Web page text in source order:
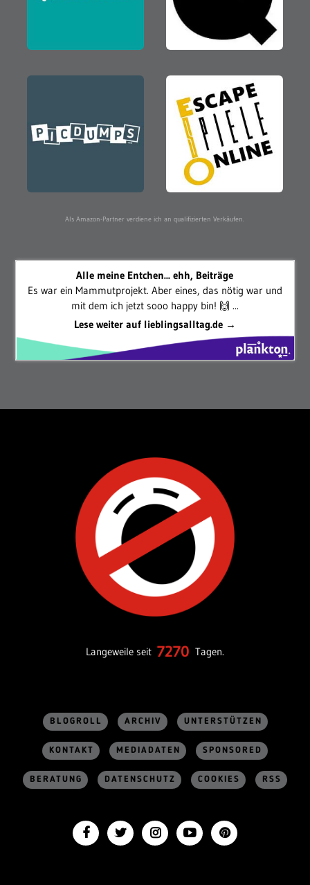
Als Amazon-Partner verdiene ich an qualifizierten Verkäufen.
Alle meine Entchen... ehh, Beiträge
Es war ein Mammutprojekt. Aber eines, das nötig war und
mit dem ich jetzt sooo happy bin! 🙌 ...
Lese weiter auf lieblingsalltag.de →
Langeweile seit 7270 Tagen.
BLOGROLL ARCHIV UNTERSTÜTZEN
KONTAKT MEDIADATEN SPONSORED
BERATUNG DATENSCHUTZ COOKIES RSS